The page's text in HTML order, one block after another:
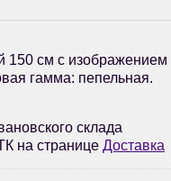
150 см с изображением
гамма: пепельная.
склада
на странице Доставка